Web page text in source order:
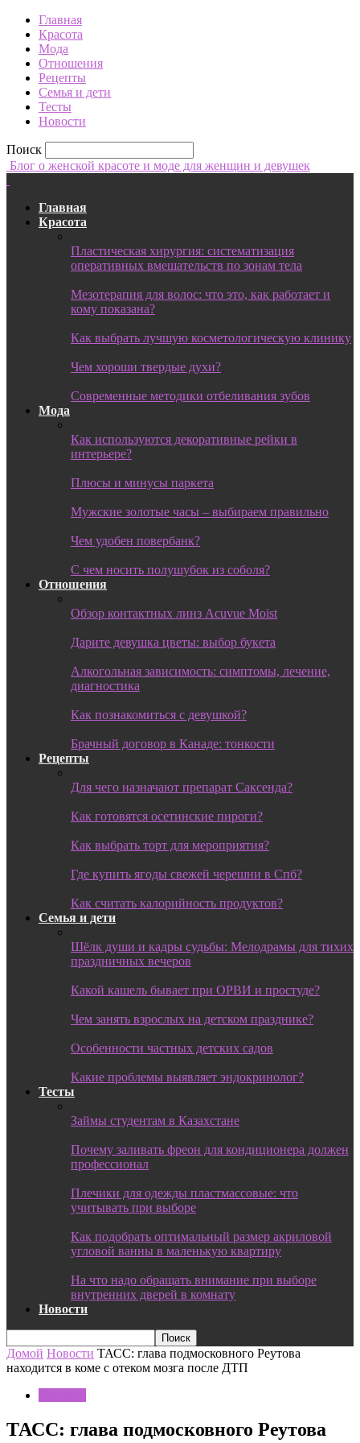
Главная
Красота
Мода
Отношения
Рецепты
Семья и дети
Тесты
Новости
Поиск
Блог о женской красоте и моде для женщин и девушек
Главная
Красота
Пластическая хирургия: систематизация
оперативных вмешательств по зонам тела
Мезотерапия для волос: что это, как работает и
кому показана?
Как выбрать лучшую косметологическую клинику
Чем хороши твердые духи?
Современные методики отбеливания зубов
Мода
Как используются декоративные рейки в
интерьере?
Плюсы и минусы паркета
Мужские золотые часы – выбираем правильно
Чем удобен повербанк?
С чем носить полушубок из соболя?
Отношения
Обзор контактных линз Acuvue Moist
Дарите девушка цветы: выбор букета
Алкогольная зависимость: симптомы, лечение,
диагностика
Как познакомиться с девушкой?
Брачный договор в Канаде: тонкости
Рецепты
Для чего назначают препарат Саксенда?
Как готовятся осетинские пироги?
Как выбрать торт для мероприятия?
Где купить ягоды свежей черешни в Спб?
Как считать калорийность продуктов?
Семья и дети
Шёлк души и кадры судьбы: Мелодрамы для тихих
праздничных вечеров
Какой кашель бывает при ОРВИ и простуде?
Чем занять взрослых на детском празднике?
Особенности частных детских садов
Какие проблемы выявляет эндокринолог?
Тесты
Займы студентам в Казахстане
Почему заливать фреон для кондиционера должен
профессионал
Плечики для одежды пластмассовые: что
учитывать при выборе
Как подобрать оптимальный размер акриловой
угловой ванны в маленькую квартиру
На что надо обращать внимание при выборе
внутренних дверей в комнату
Новости
Домой Новости ТАСС: глава подмосковного Реутова
находится в коме с отеком мозга после ДТП
ТАСС: глава подмосковного Реутова